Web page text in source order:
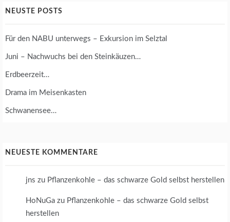
NEUSTE POSTS
Für den NABU unterwegs – Exkursion im Selztal
Juni – Nachwuchs bei den Steinkäuzen…
Erdbeerzeit…
Drama im Meisenkasten
Schwanensee…
NEUESTE KOMMENTARE
jns zu Pflanzenkohle – das schwarze Gold selbst herstellen
HoNuGa zu Pflanzenkohle – das schwarze Gold selbst
herstellen